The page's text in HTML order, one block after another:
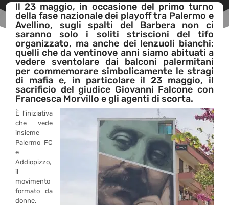
Il 23 maggio, in occasione del primo turno
della fase nazionale dei playoff tra Palermo e
Avellino, sugli spalti del Barbera non ci
saranno solo i soliti striscioni del tifo
organizzato, ma anche dei lenzuoli bianchi:
quelli che da ventinove anni siamo abituati a
vedere sventolare dai balconi palermitani
per commemorare simbolicamente le stragi
di mafia e, in particolare il 23 maggio, il
sacrificio del giudice Giovanni Falcone con
Francesca Morvillo e gli agenti di scorta.
È l’iniziativa
che vede
insieme
Palermo FC
e
Addiopizzo,
il
movimento
formato da
donne,